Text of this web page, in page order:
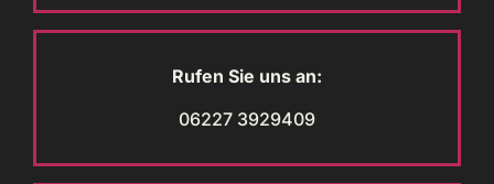
Rufen Sie uns an:
06227 3929409